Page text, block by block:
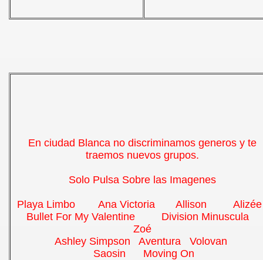
En ciudad Blanca no discriminamos generos y te
traemos nuevos grupos.
Solo Pulsa Sobre las Imagenes
Playa Limbo Ana Victoria Allison
Bullet For My Valentine Division
Zoé
Ashley Simpson Aventura Volovan
Saosin Moving On